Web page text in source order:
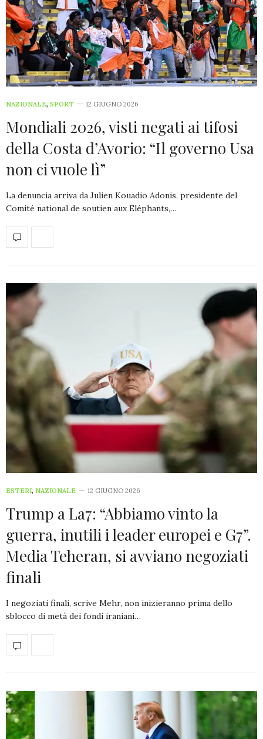
NAZIONALE, SPORT 12 GIUGNO 2026
Mondiali 2026, visti negati ai tifosi
della Costa d’Avorio: “Il governo Usa
non ci vuole lì”
La denuncia arriva da Julien Kouadio Adonis, presidente del
Comité national de soutien aux Eléphants,…
ESTERI, NAZIONALE 12 GIUGNO 2026
Trump a La7: “Abbiamo vinto la
guerra, inutili i leader europei e G7”.
Media Teheran, si avviano negoziati
finali
I negoziati finali, scrive Mehr, non inizieranno prima dello
sblocco di metà dei fondi iraniani…